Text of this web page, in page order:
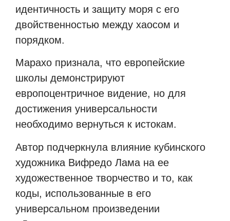
идентичность и защиту моря с его
двойственностью между хаосом и
порядком.
Марахо признала, что европейские
школы демонстрируют
европоцентричное видение, но для
достижения универсальности
необходимо вернуться к истокам.
Автор подчеркнула влияние кубинского
художника Вифредо Лама на ее
художественное творчество и то, как
коды, использованные в его
универсальном произведении